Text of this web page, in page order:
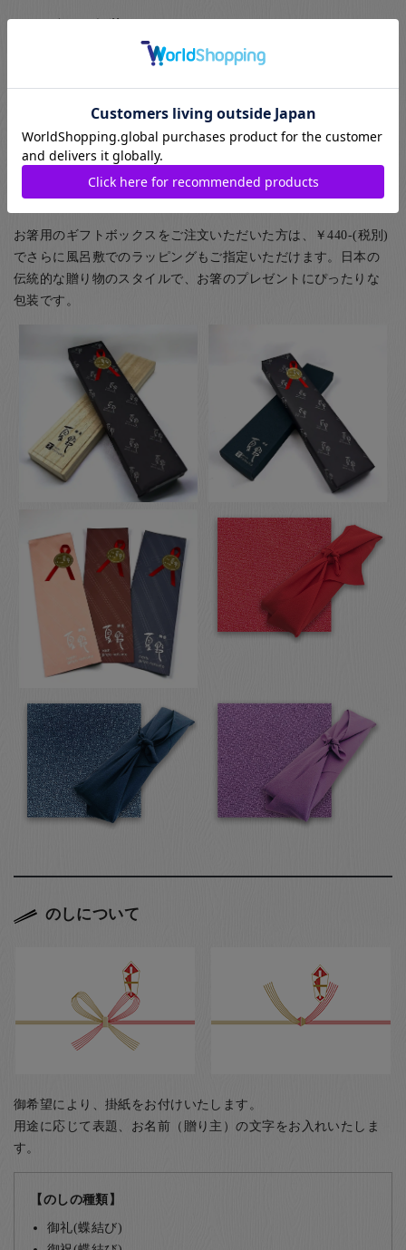
お箸のギフト用のラッピングとして紙箱と桐箱がお選びいただ
けます。また、ご家族用として5膳まで入る紙箱もご用意してお
(お子様食器に関してはギフト用・ご自宅用問わず、紙箱(無料)
に入れてのお届けとなります(ギフト用はその上から包装紙にて
ラッピング)) お箸用の無料のラッピングは、箸袋に入れるタイ
プのものになります。
お箸用のギフトボックスをご注文いただいた方は、￥440-(税別)
でさらに風呂敷でのラッピングもご指定いただけます。日本の
伝統的な贈り物のスタイルで、お箸のプレゼントにぴったりな
包装です。
のしについて
御希望により、掛紙をお付けいたします。
用途に応じて表題、お名前（贈り主）の文字をお入れいたしま
す。
【のしの種類】
御礼(蝶結び)